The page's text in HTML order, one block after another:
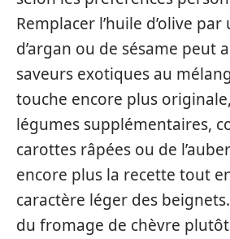
Remplacer l’huile d’olive
d’argan ou de sésame peut
saveurs exotiques au
touche encore plus
légumes supplémentaires,
carottes râpées ou de
encore plus la recette tout
caractère léger des
du fromage de chèvre